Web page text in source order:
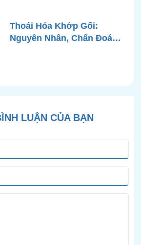
Chuẩn Y Khoa
Thoái Hóa Khớp Gối:
Nguyên Nhân, Chẩn Đoán
LUẬN CỦA BẠN